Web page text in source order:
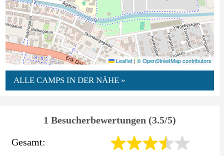
Leaflet | © OpenStreetMap contributors
ALLE CAMPS IN DER NÄHE »
1 Besucherbewertungen (3.5/5)
Gesamt: